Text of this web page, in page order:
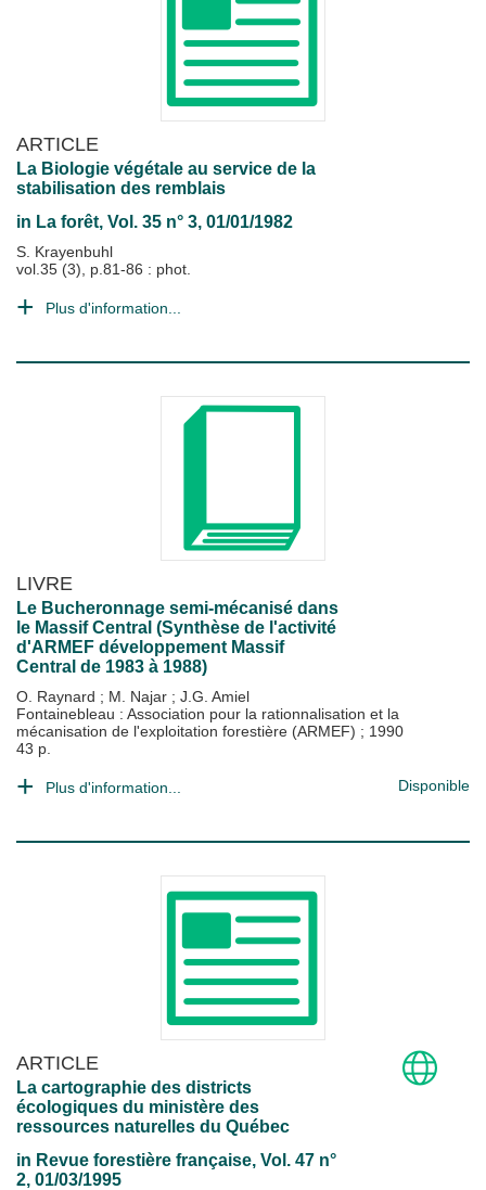
ARTICLE
La Biologie végétale au service de la
stabilisation des remblais
in La forêt, Vol. 35 n° 3, 01/01/1982
S. Krayenbuhl
vol.35 (3), p.81-86 : phot.
Plus d'information...
LIVRE
Le Bucheronnage semi-mécanisé dans
le Massif Central (Synthèse de l'activité
d'ARMEF développement Massif
Central de 1983 à 1988)
O. Raynard ; M. Najar ; J.G. Amiel
Fontainebleau : Association pour la rationnalisation et la
mécanisation de l'exploitation forestière (ARMEF) ; 1990
43 p.
Plus d'information... Disponible
ARTICLE
La cartographie des districts
écologiques du ministère des
ressources naturelles du Québec
in Revue forestière française, Vol. 47 n°
2, 01/03/1995